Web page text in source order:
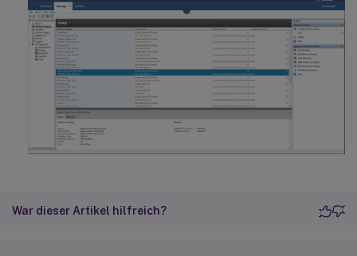
War dieser Artikel hilfreich?